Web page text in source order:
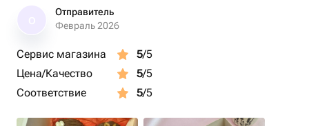
Отправитель
Февраль 2026
Сервис магазина 5/5
Цена/Качество
5/5
Соответствие
5/5